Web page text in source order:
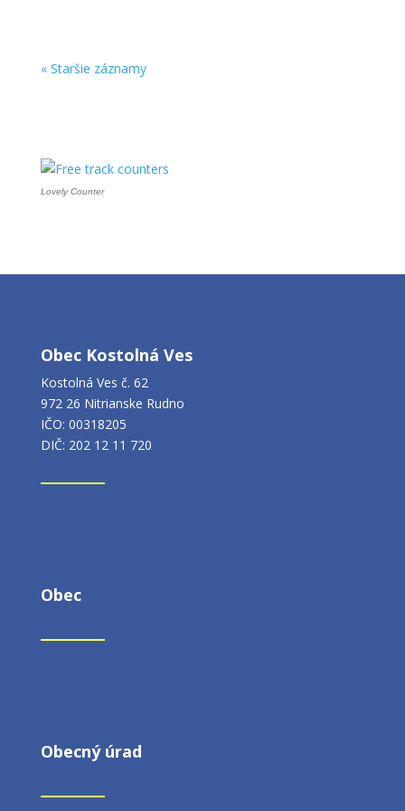
« Staršie záznamy
Lovely Counter
Obec Kostolná Ves
Kostolná Ves č. 62
972 26 Nitrianske Rudno
IČO: 00318205
DIČ: 202 12 11 720
Obec
Obecný úrad